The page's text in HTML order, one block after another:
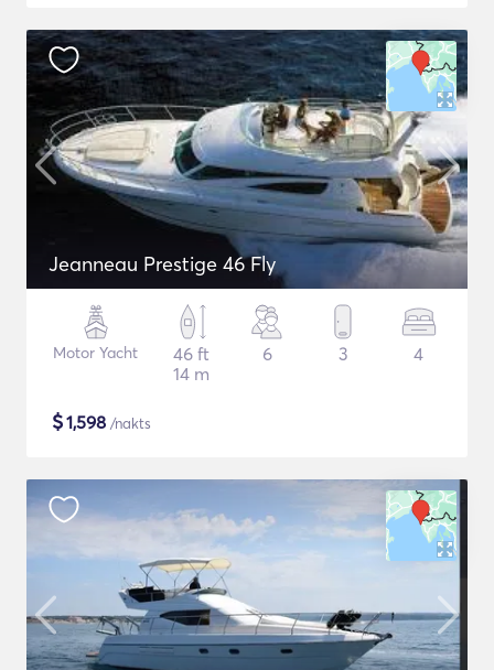
Jeanneau Prestige 46 Fly
Motor Yacht
46 ft
14 m
6 3 4
$1,598 /nakts